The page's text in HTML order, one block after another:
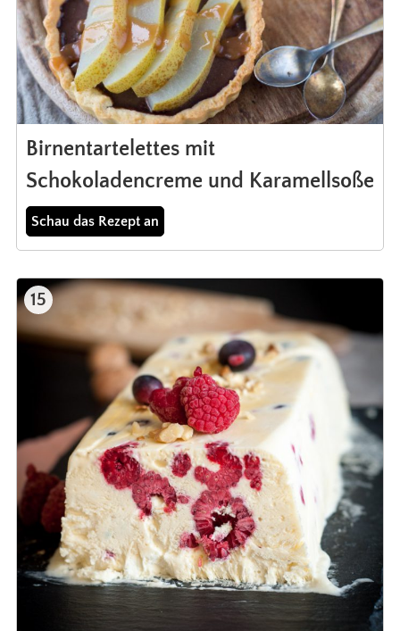
Birnentartelettes mit
Schokoladencreme und Karamellsoße
Schau das Rezept an
15